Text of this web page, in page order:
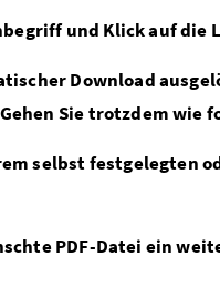
und Klick auf die
Download
Sie trotzdem wie
selbst festgelegten
PDF-Datei ein